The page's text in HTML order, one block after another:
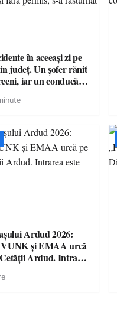
în aceeași zi pe
județ. Un șofer rănit
iar un conducător
Bixad
Ardud 2026:
și EMAA urcă
Ardud. Intrarea